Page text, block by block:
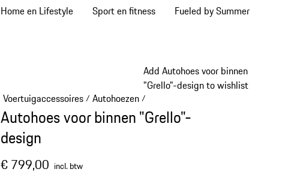
Home en Lifestyle Sport en fitness Fueled by Summer
Add Autohoes voor binnen
"Grello"-design to wishlist
Voertuigaccessoires/ Autohoezen/
Autohoes voor binnen "Grello"-
design
€ 799,00 incl. btw